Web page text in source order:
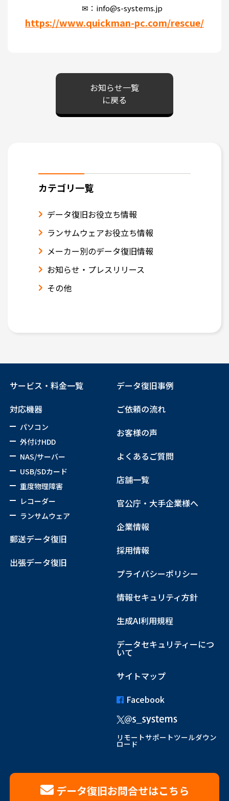
✉：info@s-systems.jp
https://www.quickman-pc.com/rescue/
お知らせ一覧
に戻る
カテゴリ一覧
データ復旧お役立ち情報
ランサムウェアお役立ち情報
メーカー別のデータ復旧情報
お知らせ・プレスリリース
その他
サービス・料金一覧
対応機器
パソコン
外付けHDD
NAS/サーバー
USB/SDカード
重度物理障害
レコーダー
ランサムウェア
郵送データ復旧
出張データ復旧
データ復旧事例
ご依頼の流れ
お客様の声
よくあるご質問
店舗一覧
官公庁・大手企業様へ
企業情報
採用情報
プライバシーポリシー
情報セキュリティ方針
生成AI利用規程
データセキュリティーにつ
いて
サイトマップ
Facebook
リモートサポートツールダウン
ロード
データ復旧お問合せはこちら